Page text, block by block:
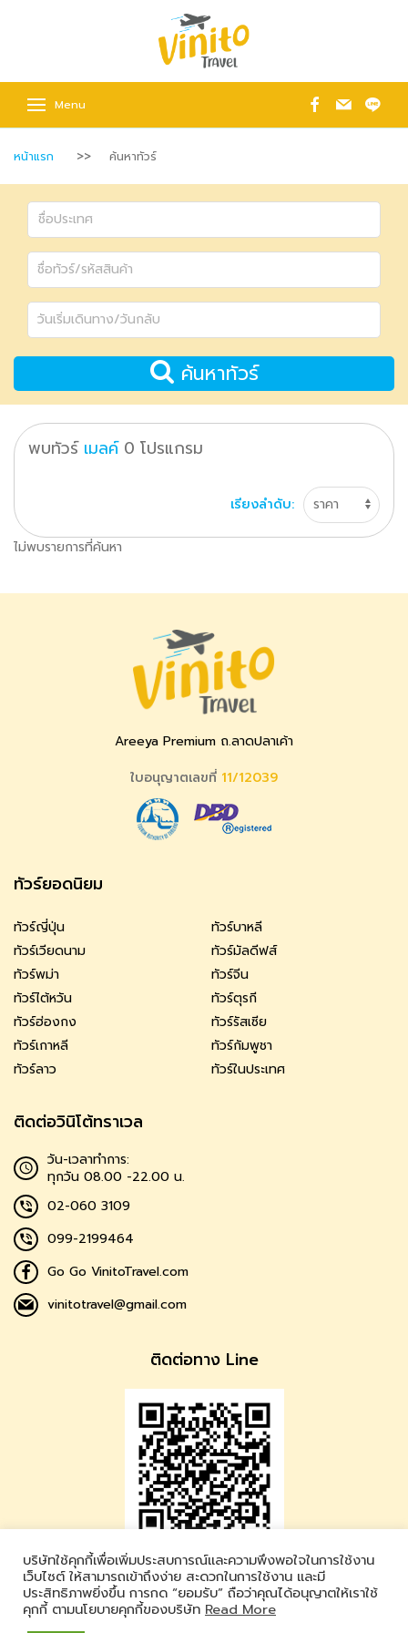
Menu
หน้าแรก ค้นหาทัวร์
ค้นหาทัวร์
พบทัวร์ เมลค์ 0 โปรแกรม
เรียงลำดับ:
ไม่พบรายการที่ค้นหา
บริษัทใช้คุกกี้เพื่อเพิ่มประสบการณ์และความพึงพอใจในการใช้งาน
เว็บไซต์ ให้สามารถเข้าถึงง่าย สะดวกในการใช้งาน และมี
ประสิทธิภาพยิ่งขึ้น การกด “ยอมรับ” ถือว่าคุณได้อนุญาตให้เราใช้
คุกกี้ ตามนโยบายคุกกี้ของบริษัท Read More
Areeya Premium ถ.ลาดปลาเค้า
ใบอนุญาตเลขที่ 11/12039
ทัวร์ยอดนิยม
ทัวร์ญี่ปุ่น
ทัวร์บาหลี
ทัวร์เวียดนาม
ทัวร์มัลดีฟส์
ทัวร์พม่า
ทัวร์จีน
ทัวร์ไต้หวัน
ทัวร์ตุรกี
ทัวร์ฮ่องกง
ทัวร์รัสเซีย
ทัวร์เกาหลี
ทัวร์กัมพูชา
ทัวร์ลาว
ทัวร์ในประเทศ
ติดต่อวินิโต้ทราเวล
วัน-เวลาทำการ:
ทุกวัน 08.00 -22.00 น.
02-060 3109
099-2199464
Go Go VinitoTravel.com
vinitotravel@gmail.com
ติดต่อทาง Line
Vinito Travel
LINE ID : @vinitotravel